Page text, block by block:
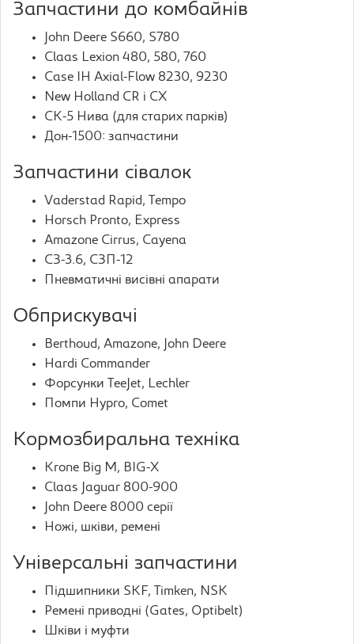
Запчастини до комбайнів
John Deere S660, S780
Claas Lexion 480, 580, 760
Case IH Axial-Flow 8230, 9230
New Holland CR і CX
СК-5 Нива (для старих парків)
Дон-1500: запчастини
Запчастини сівалок
Vaderstad Rapid, Tempo
Horsch Pronto, Express
Amazone Cirrus, Cayena
СЗ-3.6, СЗП-12
Пневматичні висівні апарати
Обприскувачі
Berthoud, Amazone, John Deere
Hardi Commander
Форсунки TeeJet, Lechler
Помпи Hypro, Comet
Кормозбиральна техніка
Krone Big M, BIG-X
Claas Jaguar 800-900
John Deere 8000 серії
Ножі, шківи, ремені
Універсальні запчастини
Підшипники SKF, Timken, NSK
Ремені приводні (Gates, Optibelt)
Шківи і муфти